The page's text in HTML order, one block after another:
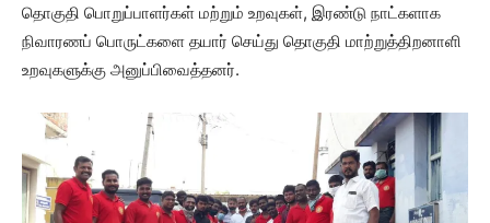
தொகுதி பொறுப்பாளர்கள் மற்றும் உறவுகள், இரண்டு நாட்களாக
நிவாரணப் பொருட்களை தயார் செய்து தொகுதி மாற்றுத்திறனாளி
உறவுகளுக்கு அனுப்பிவைத்தனர்.